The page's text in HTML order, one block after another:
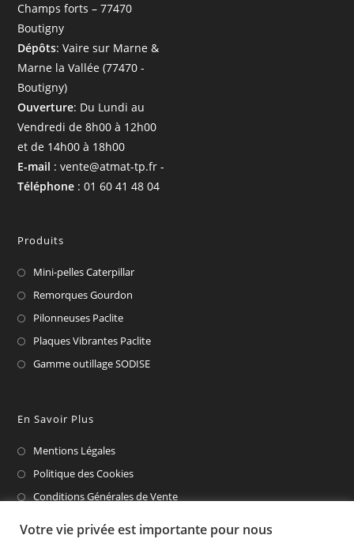
Champs forts – 77470
Boutigny
Dépôts: Vaire sur Marne &
Marne la Vallée (77470 -
Boutigny)
Ouverture: Du Lundi au
Vendredi de 8h00 à 12h00
et de 14h00 à 18h00
E-mail : vente@atmat-tp.fr -
Téléphone : 01 60 41 48 04
Produits
Mini-pelles Caterpillar
Remorques Gourdon
Pilonneuses Paclite
Plaques Vibrantes Paclite
Gamme outillage SODISE
En Savoir Plus
Mentions Légales
Politique des Cookies
Conditions Générales de Vente
Votre vie privée est importante pour nous